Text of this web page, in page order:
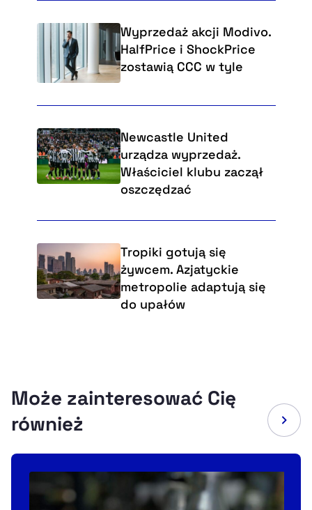
Wyprzedaż akcji Modivo.
HalfPrice i ShockPrice
zostawią CCC w tyle
Newcastle United
urządza wyprzedaż.
Właściciel klubu zaczął
oszczędzać
Tropiki gotują się
żywcem. Azjatyckie
metropolie adaptują się
do upałów
Może zainteresować Cię
również